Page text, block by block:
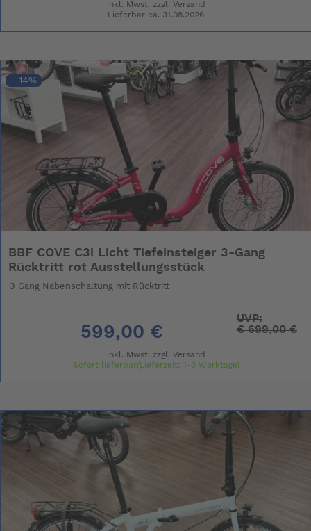
inkl. Mwst. zzgl. Versand
Lieferbar ca. 31.08.2026
- 14%
BBF COVE C3i Licht Tiefeinsteiger 3-Gang
Rücktritt rot Ausstellungsstück
3 Gang Nabenschaltung mit Rücktritt
599,00 €
UVP:
€699,00 €
inkl. Mwst. zzgl. Versand
Sofort lieferbar(Lieferzeit: 1-3 Werktage)